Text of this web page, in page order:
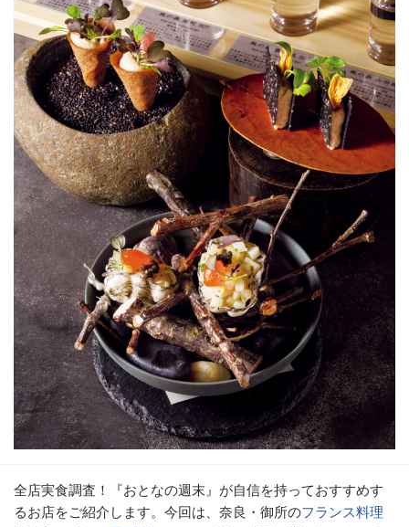
全店実食調査！『おとなの週末』が自信を持っておすすめす
るお店をご紹介します。今回は、奈良・御所のフランス料理